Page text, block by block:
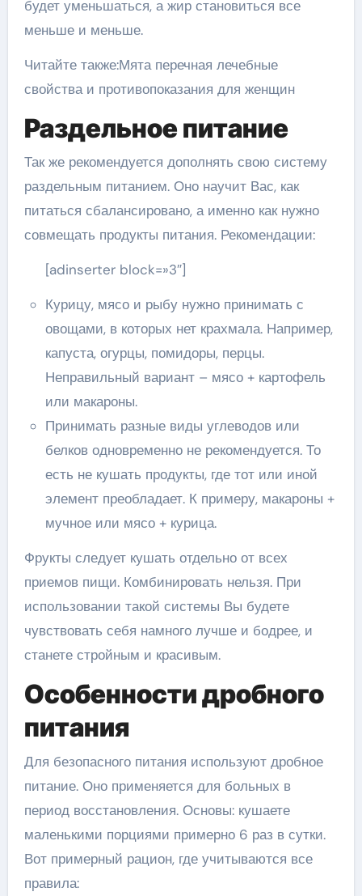
будет уменьшаться, а жир становиться все
меньше и меньше.
Читайте также:Мята перечная лечебные
свойства и противопоказания для женщин
Раздельное питание
Так же рекомендуется дополнять свою систему
раздельным питанием. Оно научит Вас, как
питаться сбалансировано, а именно как нужно
совмещать продукты питания. Рекомендации:
[adinserter block=»3″]
Курицу, мясо и рыбу нужно принимать с
овощами, в которых нет крахмала. Например,
капуста, огурцы, помидоры, перцы.
Неправильный вариант – мясо + картофель
или макароны.
Принимать разные виды углеводов или
белков одновременно не рекомендуется. То
есть не кушать продукты, где тот или иной
элемент преобладает. К примеру, макароны +
мучное или мясо + курица.
Фрукты следует кушать отдельно от всех
приемов пищи. Комбинировать нельзя. При
использовании такой системы Вы будете
чувствовать себя намного лучше и бодрее, и
станете стройным и красивым.
Особенности дробного
питания
Для безопасного питания используют дробное
питание. Оно применяется для больных в
период восстановления. Основы: кушаете
маленькими порциями примерно 6 раз в сутки.
Вот примерный рацион, где учитываются все
правила: